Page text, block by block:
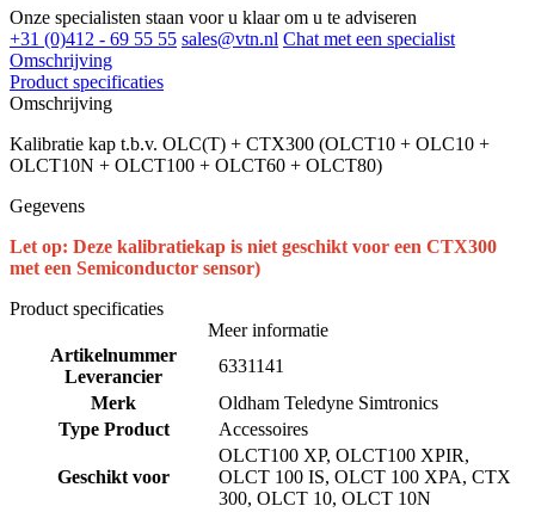
Onze specialisten staan voor u klaar om u te adviseren
+31 (0)412 - 69 55 55 sales@vtn.nl Chat met een specialist
Omschrijving
Product specificaties
Omschrijving
Kalibratie kap t.b.v. OLC(T) + CTX300 (OLCT10 + OLC10 +
OLCT10N + OLCT100 + OLCT60 + OLCT80)
Gegevens
Let op: Deze kalibratiekap is niet geschikt voor een CTX300
met een Semiconductor sensor)
Product specificaties
Meer informatie
Artikelnummer
Leverancier
6331141
Merk
Oldham Teledyne Simtronics
Type Product
Accessoires
Geschikt voor
OLCT100 XP, OLCT100 XPIR,
OLCT 100 IS, OLCT 100 XPA, CTX
300, OLCT 10, OLCT 10N